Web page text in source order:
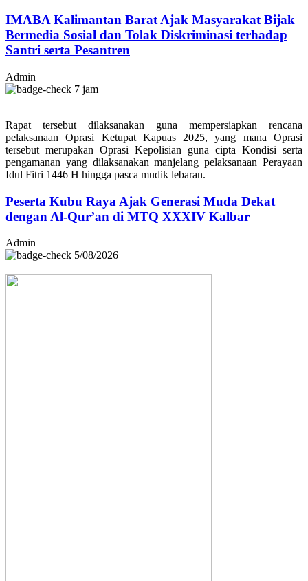
IMABA Kalimantan Barat Ajak Masyarakat Bijak
Bermedia Sosial dan Tolak Diskriminasi terhadap
Santri serta Pesantren
Admin
7 jam
Rapat tersebut dilaksanakan guna mempersiapkan rencana
pelaksanaan Oprasi Ketupat Kapuas 2025, yang mana Oprasi
tersebut merupakan Oprasi Kepolisian guna cipta Kondisi serta
pengamanan yang dilaksanakan manjelang pelaksanaan Perayaan
Idul Fitri 1446 H hingga pasca mudik lebaran.
Peserta Kubu Raya Ajak Generasi Muda Dekat
dengan Al-Qur’an di MTQ XXXIV Kalbar
Admin
5/08/2026